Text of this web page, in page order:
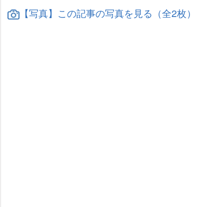
【写真】この記事の写真を見る（全2枚）